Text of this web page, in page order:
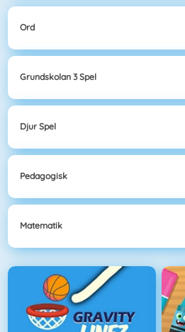
Ord
Grundskolan 3 Spel
Djur Spel
Pedagogisk
Matematik